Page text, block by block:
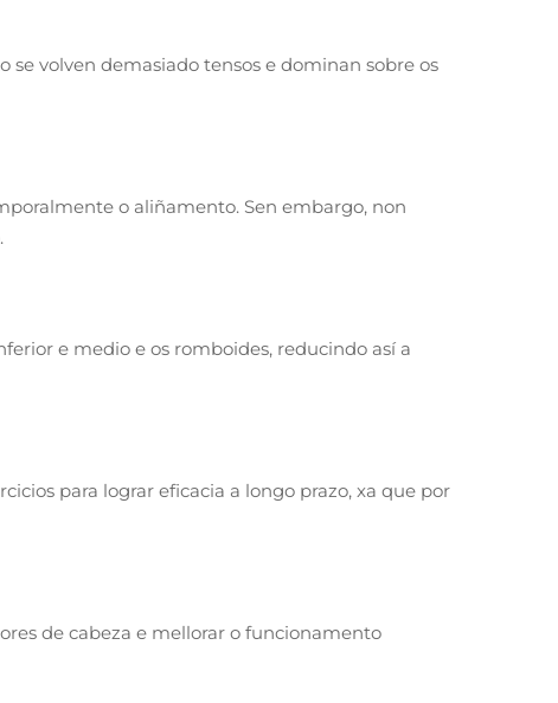
se volven demasiado tensos e dominan sobre os
o aliñamento. Sen embargo, non
e medio e os romboides, reducindo así a
para lograr eficacia a longo prazo, xa que por
de cabeza e mellorar o funcionamento